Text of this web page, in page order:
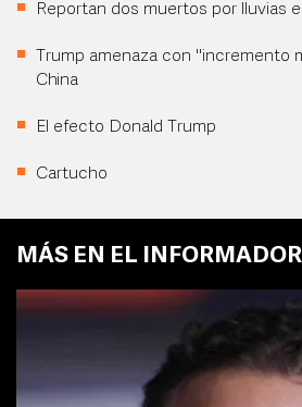
Reportan dos muertos por lluvias
Trump amenaza con "incremento
China
El efecto Donald Trump
Cartucho
MÁS EN EL INFORMADOR